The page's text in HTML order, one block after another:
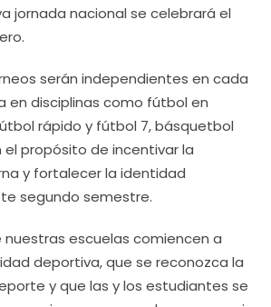
jornada nacional se celebrará el
serán independientes en cada
en disciplinas como fútbol en
rápido y fútbol 7, básquetbol
el propósito de incentivar la
y fortalecer la identidad
segundo semestre.
nuestras escuelas comiencen a
deportiva, que se reconozca la
y que las y los estudiantes se